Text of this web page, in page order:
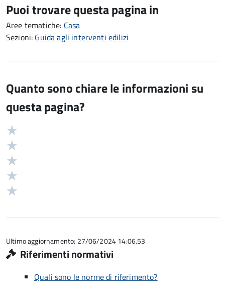
Puoi trovare questa pagina in
Aree tematiche: Casa
Sezioni: Guida agli interventi edilizi
Quanto sono chiare le informazioni su
questa pagina?
Valutazione
5
Ultimo aggiornamento: 27/06/2024 14:06.53
Riferimenti normativi
Quali sono le norme di riferimento?